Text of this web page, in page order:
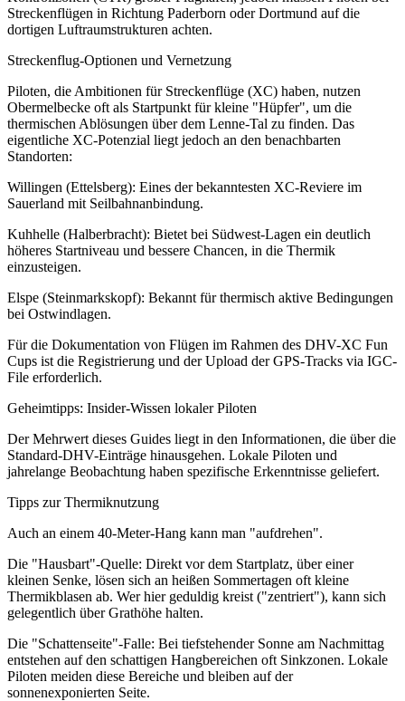
Streckenflügen in Richtung Paderborn oder Dortmund auf die
dortigen Luftraumstrukturen achten.
Streckenflug-Optionen und Vernetzung
Piloten, die Ambitionen für Streckenflüge (XC) haben, nutzen
Obermelbecke oft als Startpunkt für kleine "Hüpfer", um die
thermischen Ablösungen über dem Lenne-Tal zu finden. Das
eigentliche XC-Potenzial liegt jedoch an den benachbarten
Standorten:
Willingen (Ettelsberg): Eines der bekanntesten XC-Reviere im
Sauerland mit Seilbahnanbindung.
Kuhhelle (Halberbracht): Bietet bei Südwest-Lagen ein deutlich
höheres Startniveau und bessere Chancen, in die Thermik
einzusteigen.
Elspe (Steinmarkskopf): Bekannt für thermisch aktive Bedingungen
bei Ostwindlagen.
Für die Dokumentation von Flügen im Rahmen des DHV-XC Fun
Cups ist die Registrierung und der Upload der GPS-Tracks via IGC-
File erforderlich.
Geheimtipps: Insider-Wissen lokaler Piloten
Der Mehrwert dieses Guides liegt in den Informationen, die über die
Standard-DHV-Einträge hinausgehen. Lokale Piloten und
jahrelange Beobachtung haben spezifische Erkenntnisse geliefert.
Tipps zur Thermiknutzung
Auch an einem 40-Meter-Hang kann man "aufdrehen".
Die "Hausbart"-Quelle: Direkt vor dem Startplatz, über einer
kleinen Senke, lösen sich an heißen Sommertagen oft kleine
Thermikblasen ab. Wer hier geduldig kreist ("zentriert"), kann sich
gelegentlich über Grathöhe halten.
Die "Schattenseite"-Falle: Bei tiefstehender Sonne am Nachmittag
entstehen auf den schattigen Hangbereichen oft Sinkzonen. Lokale
Piloten meiden diese Bereiche und bleiben auf der
sonnenexponierten Seite.